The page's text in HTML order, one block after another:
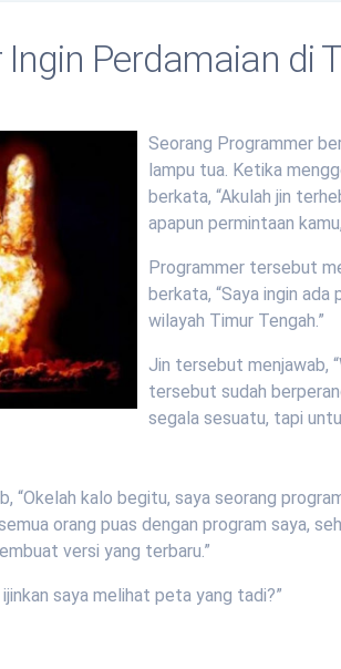
Perdamaian di
Seorang Programmer
lampu tua. Ketika
berkata, “Akulah jin
apapun permintaan
Programmer tersebut
berkata, “Saya ingin ada
wilayah Timur Tengah.”
Jin tersebut menjawab,
tersebut sudah
segala sesuatu, tapi
“Okelah kalo begitu, saya seorang
orang puas dengan program saya,
versi yang terbaru.”
saya melihat peta yang tadi?”